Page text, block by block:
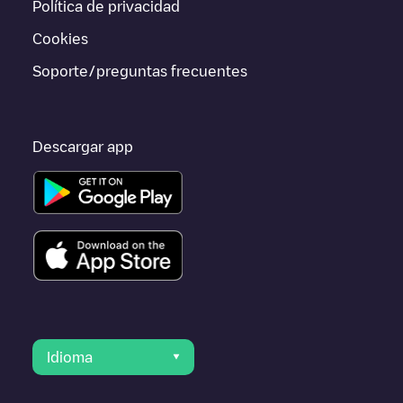
o ir a otras ciudades comoUtrecht
están cerca y se encuentran dentro de
Política de privacidad
Cookies
Soporte/preguntas frecuentes
Descargar app
Idioma